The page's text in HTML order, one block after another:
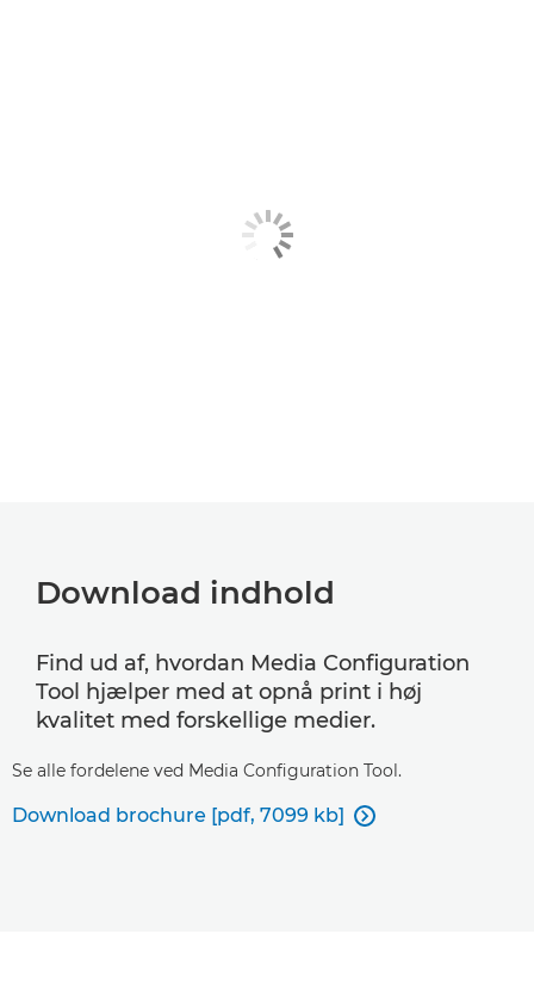
Download indhold
Find ud af, hvordan Media Configuration
Tool hjælper med at opnå print i høj
kvalitet med forskellige medier.
Se alle fordelene ved Media Configuration Tool.
Download brochure [pdf, 7099 kb] 